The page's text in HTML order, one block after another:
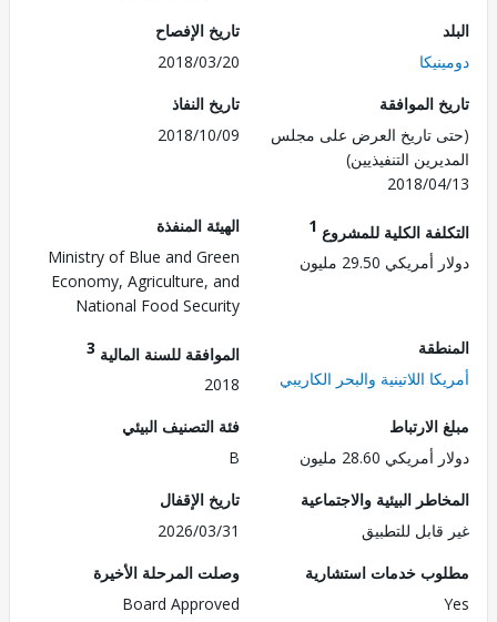
تاريخ الإفصاح
2018/03/20
الموافقة
تاريخ العرض على مجلس
التنفيذيين)
2018/
تاريخ النفاذ
2018/10/09
الكلية للمشروع1
29.50 مليون
الهيئة المنفذة
Ministry of Blue and Green
Economy, Agriculture, and
National Food Security
اللاتينية والبحر الكاريبي
الموافقة للسنة المالية3
2018
28.60 مليون
فئة التصنيف البيئي
البيئية والاجتماعية
للتطبيق
تاريخ الإقفال
2026/03/31
خدمات استشارية
وصلت المرحلة الأخيرة
Board Approved